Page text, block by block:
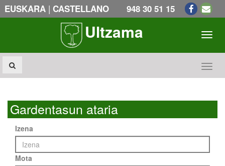
EUSKARA | CASTELLANO 948 30 51 15
Ultzama
Gardentasun ataria
Izena
Mota